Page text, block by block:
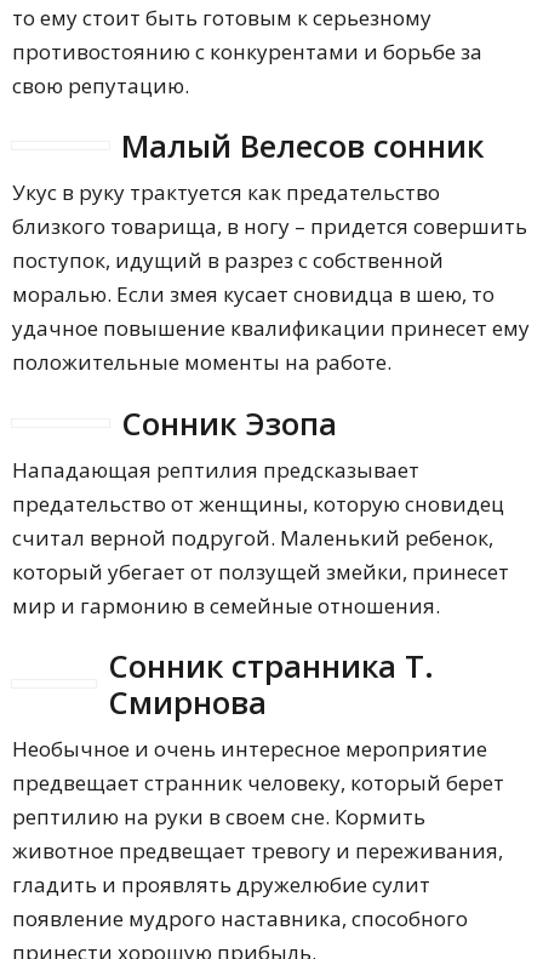
то ему стоит быть готовым к серьезному
противостоянию с конкурентами и борьбе за
свою репутацию.
Малый Велесов сонник
Укус в руку трактуется как предательство
близкого товарища, в ногу – придется совершить
поступок, идущий в разрез с собственной
моралью. Если змея кусает сновидца в шею, то
удачное повышение квалификации принесет ему
положительные моменты на работе.
Сонник Эзопа
Нападающая рептилия предсказывает
предательство от женщины, которую сновидец
считал верной подругой. Маленький ребенок,
который убегает от ползущей змейки, принесет
мир и гармонию в семейные отношения.
Сонник странника Т.
Смирнова
Необычное и очень интересное мероприятие
предвещает странник человеку, который берет
рептилию на руки в своем сне. Кормить
животное предвещает тревогу и переживания,
гладить и проявлять дружелюбие сулит
появление мудрого наставника, способного
принести хорошую прибыль.